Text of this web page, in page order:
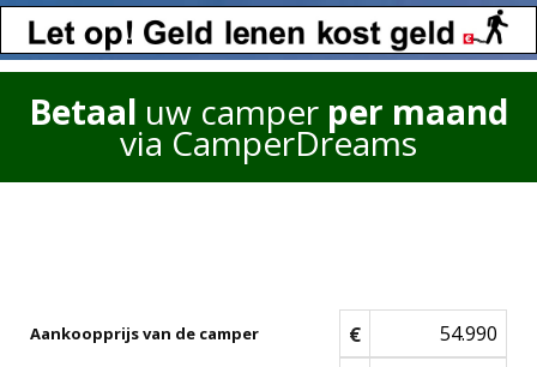
Betaal uw camper per maand
via CamperDreams
Aankoopprijs van de camper €